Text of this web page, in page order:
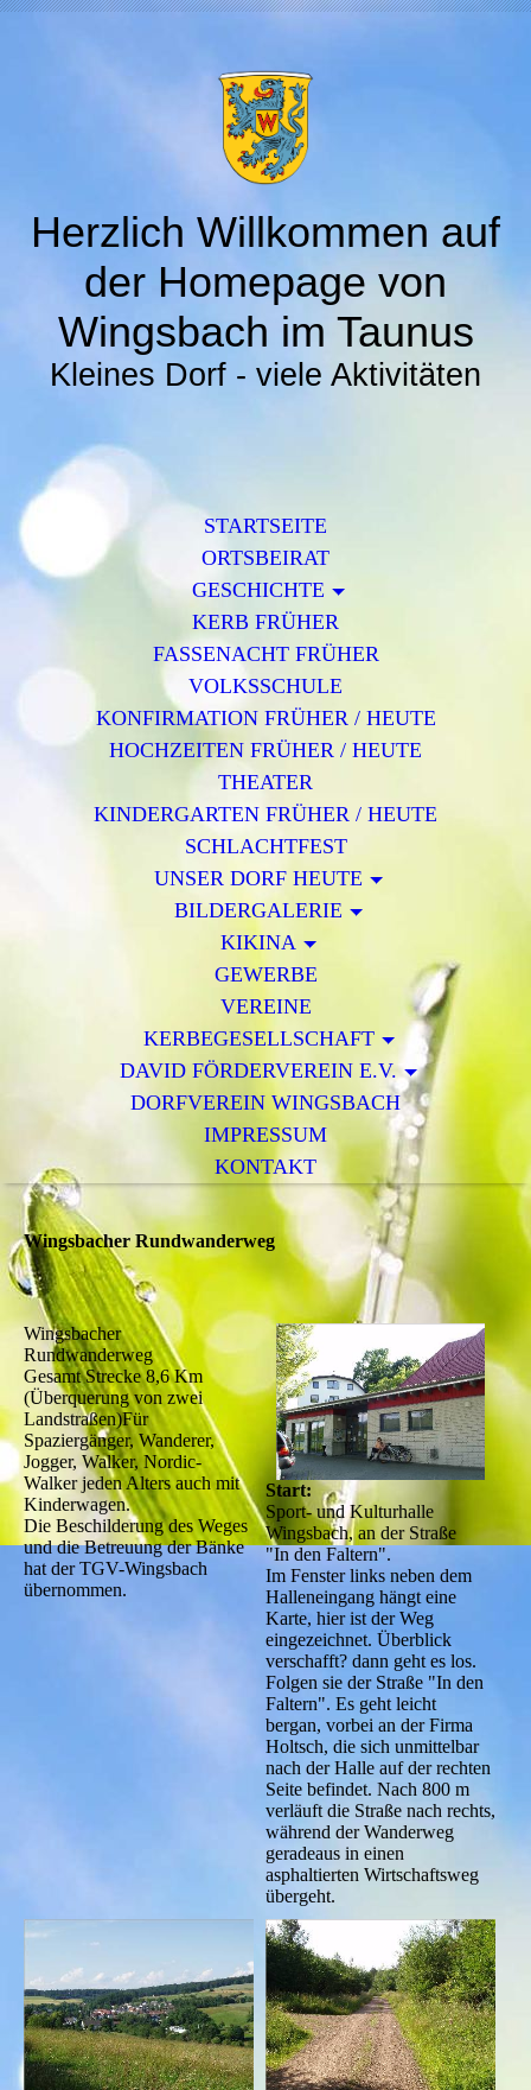
Herzlich Willkommen auf
der Homepage von
Wingsbach im Taunus
Kleines Dorf - viele Aktivitäten
STARTSEITE
ORTSBEIRAT
GESCHICHTE
KERB FRÜHER
FASSENACHT FRÜHER
VOLKSSCHULE
KONFIRMATION FRÜHER / HEUTE
HOCHZEITEN FRÜHER / HEUTE
THEATER
KINDERGARTEN FRÜHER / HEUTE
SCHLACHTFEST
UNSER DORF HEUTE
BILDERGALERIE
KIKINA
GEWERBE
VEREINE
KERBEGESELLSCHAFT
DAVID FÖRDERVEREIN E.V.
DORFVEREIN WINGSBACH
IMPRESSUM
KONTAKT
Wingsbacher Rundwanderweg
Wingsbacher
Rundwanderweg
Gesamt Strecke 8,6 Km
(Überquerung von zwei
Landstraßen)Für
Spaziergänger, Wanderer,
Jogger, Walker, Nordic-
Walker jeden Alters auch mit
Kinderwagen.
Die Beschilderung des Weges
und die Betreuung der Bänke
hat der TGV-Wingsbach
übernommen.
Start:
Sport- und Kulturhalle
Wingsbach, an der Straße
"In den Faltern".
Im Fenster links neben dem
Halleneingang hängt eine
Karte, hier ist der Weg
eingezeichnet. Überblick
verschafft? dann geht es los.
Folgen sie der Straße "In den
Faltern". Es geht leicht
bergan, vorbei an der Firma
Holtsch, die sich unmittelbar
nach der Halle auf der rechten
Seite befindet. Nach 800 m
verläuft die Straße nach rechts,
während der Wanderweg
geradeaus in einen
asphaltierten Wirtschaftsweg
übergeht.